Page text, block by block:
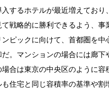
入するホテルが最近増えてお
戦略的に勝利できるよう、事
ピックに向けて、首都圏を中
だ。マンションの場合には廊
場合は東京の中央区のように
も住宅と同じ容積率の基準や